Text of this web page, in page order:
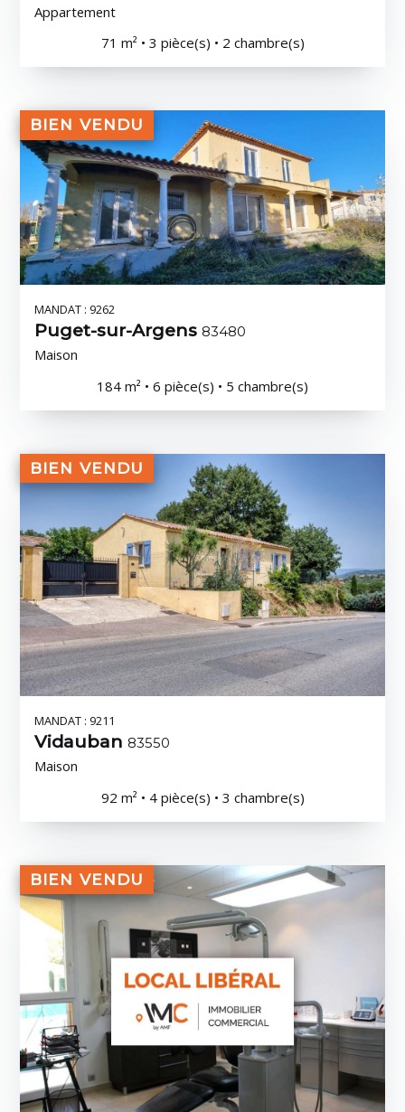
Appartement
71 m² • 3 pièce(s) • 2 chambre(s)
BIEN VENDU
MANDAT : 9262
Puget-sur-Argens 83480
Maison
184 m² • 6 pièce(s) • 5 chambre(s)
BIEN VENDU
MANDAT : 9211
Vidauban 83550
Maison
92 m² • 4 pièce(s) • 3 chambre(s)
BIEN VENDU